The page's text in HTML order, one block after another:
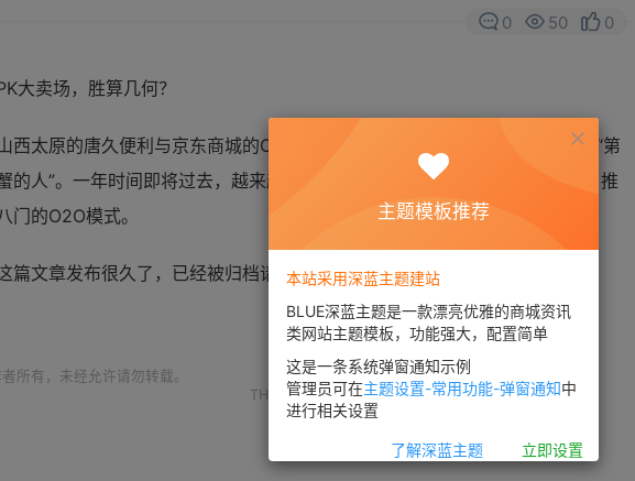
0 50 0
西太原的唐久便利与京东商城的O2O合作项目备受关注，甚至有人将其比作“第
的人”。一年时间即将过去，越来越多的实体门店开始与 电商巨头寻求合作，推
门的O2O模式。
篇文章发布很久了，已经被归档请点击阅读更多文章
所有，未经允许请勿转载。
THE END
主题模板推荐
本站采用深蓝主题建站
BLUE深蓝主题是一款漂亮优雅的商城资讯
类网站主题模板，功能强大，配置简单
这是一条系统弹窗通知示例
管理员可在主题设置-常用功能-弹窗通知中
进行相关设置
了解深蓝主题 立即设置